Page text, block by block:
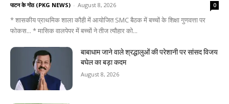
पाटन के गोठ (PKG NEWS) - August 8, 2026 0
* शासकीय प्राथमिक शाला कौही में आयोजित SMC बैठक में बच्चों के शिक्षा गुणवत्ता पर
फोकस... * मासिक वालपेपर में बच्चों ने तीज त्यौहार को...
बाबाधाम जाने वाले श्रद्धालुओं की परेशानी पर सांसद विजय
बघेल का बड़ा कदम
August 8, 2026